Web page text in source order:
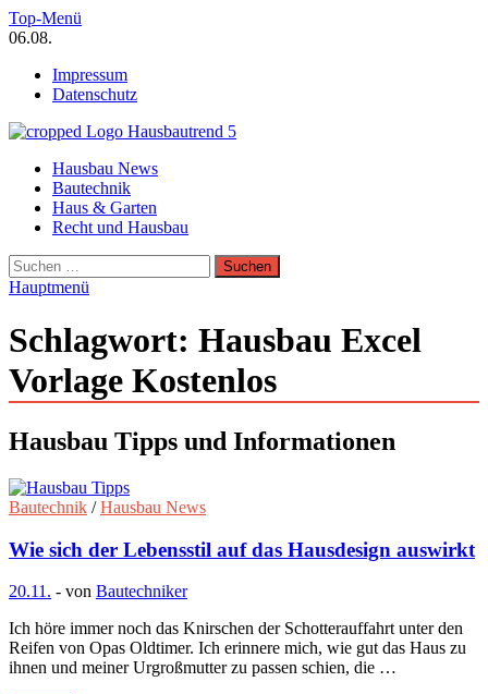
Zum
Inhalt
Top-Menü
06.08.
Impressum
Datenschutz
Hausbautrend Hausbau Trends
Hausbau, Modernisierung, Energietechnik, Haustechnik
Hausbau News
Bautechnik
Haus & Garten
Recht und Hausbau
Suchen
nach:
Hauptmenü
Schlagwort: Hausbau Excel
Vorlage Kostenlos
Hausbau Tipps und Informationen
Bautechnik /Hausbau News
Wie sich der Lebensstil auf das Hausdesign auswirkt
20.11. - von Bautechniker
Ich höre immer noch das Knirschen der Schotterauffahrt unter den
Reifen von Opas Oldtimer. Ich erinnere mich, wie gut das Haus zu
ihnen und meiner Urgroßmutter zu passen schien, die …